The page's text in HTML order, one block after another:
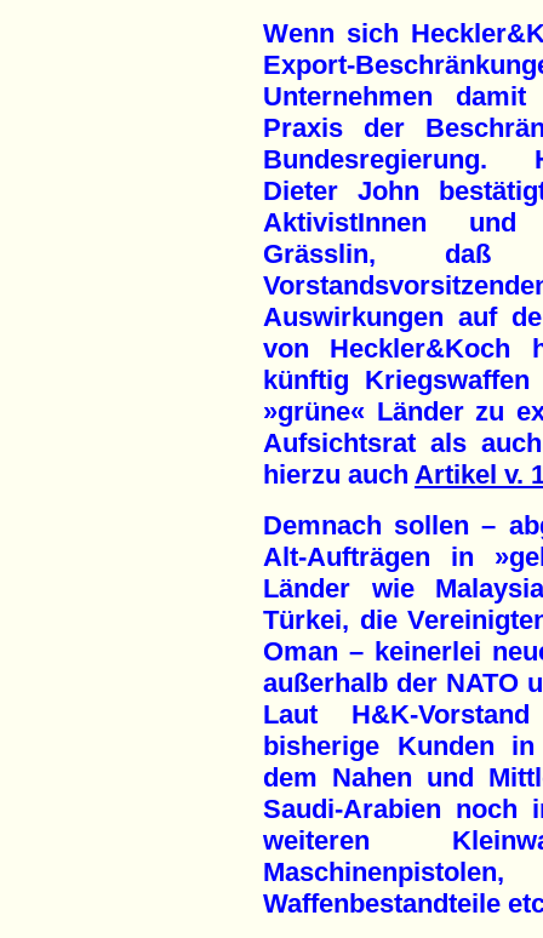
Wenn sich
Export-
Unternehmen
Praxis der
Bundesregierung.
Dieter John
AktivistInnen und
Grässlin, daß
Auswirkungen auf
von Heckler&Koch
künftig
»grüne« Länder zu
Aufsichtsrat als
hierzu auch Artikel v.
Demnach sollen –
Alt-Aufträgen in
Länder wie
Türkei, die
Oman – keinerlei
außerhalb der NATO
Laut H&K-
bisherige Kunden
dem Nahen und
Saudi-Arabien noch
weiteren
Waffenbestandteile